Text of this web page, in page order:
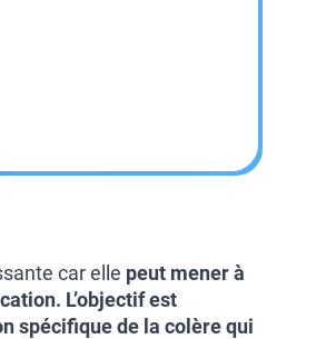
car elle peut mener à
L’objectif est
spécifique de la colère qui